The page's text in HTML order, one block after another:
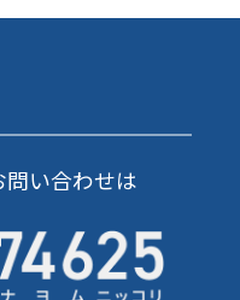
い合わせは